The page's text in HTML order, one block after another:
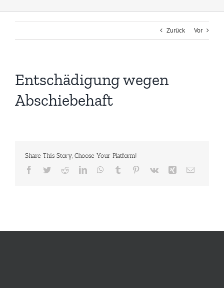
Zurück Vor
Entschädigung wegen
Abschiebehaft
Share This Story, Choose Your Platform!
Facebook
TwitterRedditLinkedInWhatsApp
Tumblr Pinterest
Vk Xing E-